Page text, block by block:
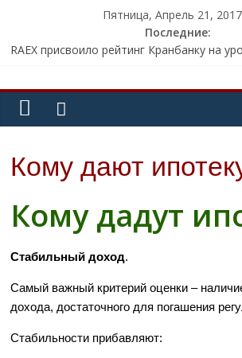
Пятница, Апрель 21, 2017
Последние:
RAEX присвоило рейтинг Кранбанку на
СМИ: мошенники похитили с банковской
телеведущего 800 тыс. рублей
Советник президента Глазьев заявил о
Московской бирже
Кому дают
Кому дадут
Стабильный доход.
Самый важный критерий оценки –
дохода, достаточного для погашения
Стабильности прибавляют: